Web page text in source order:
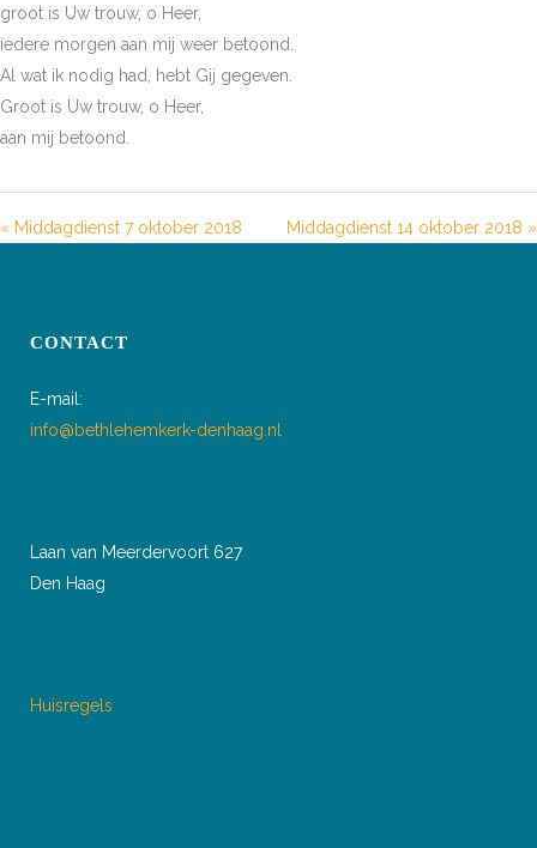
groot is Uw trouw, o Heer,
iedere morgen aan mij weer betoond.
Al wat ik nodig had, hebt Gij gegeven.
Groot is Uw trouw, o Heer,
aan mij betoond.
« Middagdienst 7 oktober 2018 Middagdienst 14 oktober 2018 »
CONTACT
E-mail:
info@bethlehemkerk-denhaag.nl
Laan van Meerdervoort 627
Den Haag
Huisregels